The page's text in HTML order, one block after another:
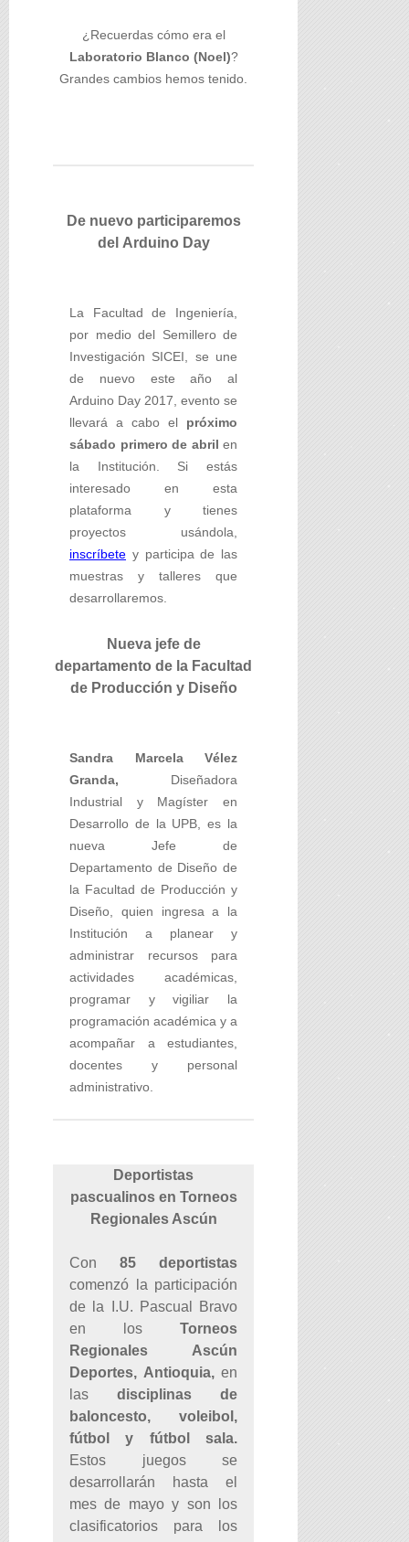
¿Recuerdas cómo era el
Laboratorio Blanco (Noel)?
Grandes cambios hemos tenido.
De nuevo participaremos
del Arduino Day
La Facultad de Ingeniería,
por medio del Semillero de
Investigación SICEI, se une
de nuevo este año al
Arduino Day 2017, evento se
llevará a cabo el próximo
sábado primero de abril en
la Institución. Si estás
interesado en esta
plataforma y tienes
proyectos usándola,
inscríbete y participa de las
muestras y talleres que
desarrollaremos.
Nueva jefe de
departamento de la Facultad
de Producción y Diseño
Sandra Marcela Vélez
Granda, Diseñadora
Industrial y Magíster en
Desarrollo de la UPB, es la
nueva Jefe de
Departamento de Diseño de
la Facultad de Producción y
Diseño, quien ingresa a la
Institución a planear y
administrar recursos para
actividades académicas,
programar y vigiliar la
programación académica y a
acompañar a estudiantes,
docentes y personal
administrativo.
Deportistas
pascualinos en Torneos
Regionales Ascún
Con 85 deportistas
comenzó la participación
de la I.U. Pascual Bravo
en los Torneos
Regionales Ascún
Deportes, Antioquia, en
las disciplinas de
baloncesto, voleibol,
fútbol y fútbol sala.
Estos juegos se
desarrollarán hasta el
mes de mayo y son los
clasificatorios para los